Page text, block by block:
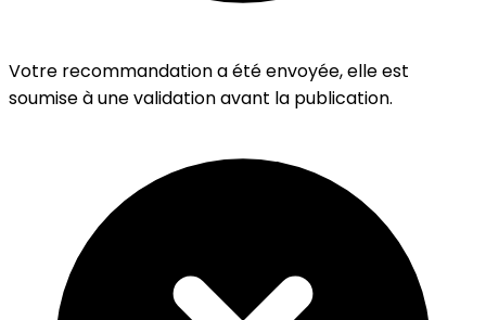
Votre recommandation a été envoyée, elle est
soumise à une validation avant la publication.